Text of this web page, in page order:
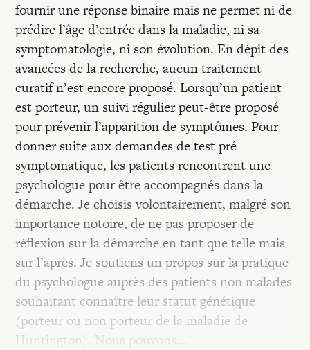
fournir une réponse binaire mais ne permet ni de
prédire l’âge d’entrée dans la maladie, ni sa
symptomatologie, ni son évolution. En dépit des
avancées de la recherche, aucun traitement
curatif n’est encore proposé. Lorsqu’un patient
est porteur, un suivi régulier peut-être proposé
pour prévenir l’apparition de symptômes. Pour
donner suite aux demandes de test pré
symptomatique, les patients rencontrent une
psychologue pour être accompagnés dans la
démarche. Je choisis volontairement, malgré son
importance notoire, de ne pas proposer de
réflexion sur la démarche en tant que telle mais
sur l’après. Je soutiens un propos sur la pratique
du psychologue auprès des patients non malades
souhaitant connaître leur statut génétique
(porteur ou non porteur de la maladie de
Huntington). Nous pouvons…